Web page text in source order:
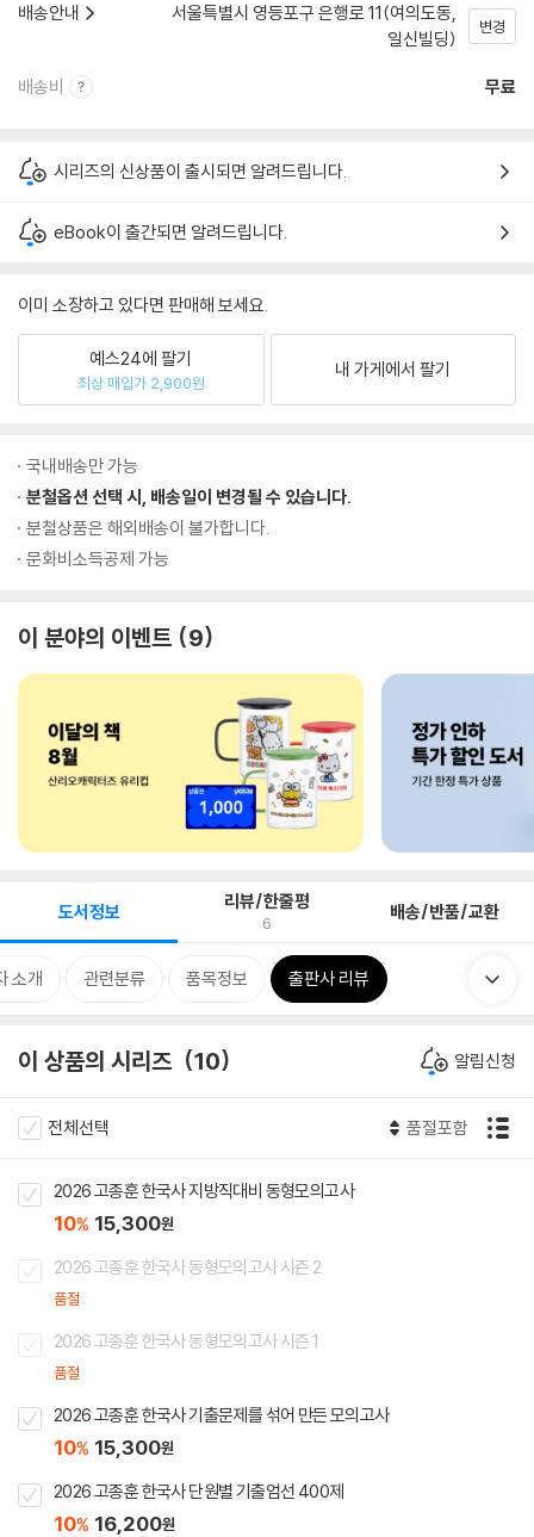
배송안내
서울특별시 영등포구 은행로 11(여의도동,
일신빌딩)
변경
배송비 무료
시리즈의 신상품이 출시되면 알려드립니다.
eBook이 출간되면 알려드립니다.
이미 소장하고 있다면 판매해 보세요.
예스24에 팔기
최상 매입가 2,900원
내 가게에서 팔기
국내배송만 가능
분철옵션 선택 시, 배송일이 변경될 수 있습니다.
분철상품은 해외배송이 불가합니다.
문화비소득공제 가능
이 분야의 이벤트 9
도서정보 리뷰/한줄평
6 배송/반품/교환
소개 관련분류 품목정보 출판사 리뷰
이 상품의 시리즈 10 알림신청
전체선택 품절포함
2026 고종훈 한국사 지방직대비 동형모의고사
10% 15,300원
2026 고종훈 한국사 동형모의고사 시즌 2
품절
2026 고종훈 한국사 동형모의고사 시즌 1
품절
2026 고종훈 한국사 기출문제를 섞어 만든 모의고사
10% 15,300원
2026 고종훈 한국사 단원별 기출엄선 400제
10% 16,200원